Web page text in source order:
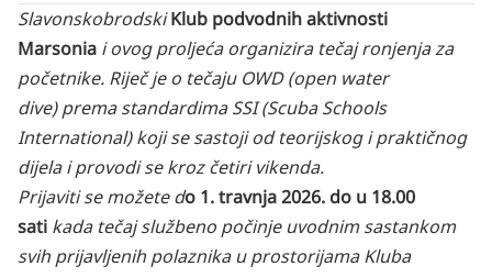
SlavonskobrodskiKlub podvodnih aktivnosti
Marsonia i ovog proljeća organizira tečaj ronjenja za
početnike. Riječ je o tečaju OWD (open water
dive) prema standardima SSI (Scuba Schools
International) koji se sastoji od teorijskog i praktičnog
dijela i provodi se kroz četiri vikenda.
Prijaviti se možete do 1. travnja 2026. do u 18.00
sati kada tečaj službeno počinje uvodnim sastankom
svih prijavljenih polaznika u prostorijama Kluba